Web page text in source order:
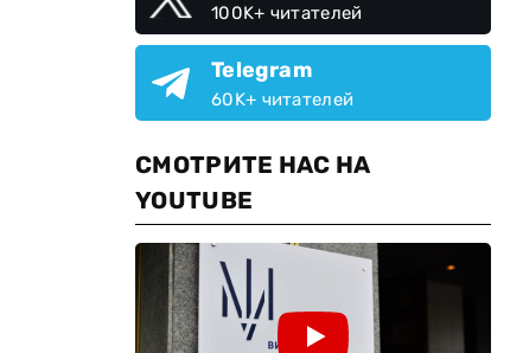
100K+ читателей
Telegram
60K+ читателей
СМОТРИТЕ НАС НА
YOUTUBE